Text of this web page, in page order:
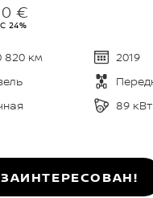
€
24%
820 км
2019
89 кВт